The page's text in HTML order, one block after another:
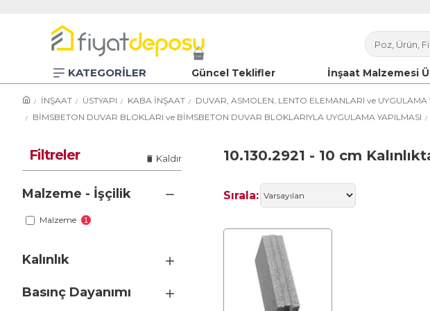
KATEGORİLER Güncel Teklifler İnşaat Malzemesi
İNŞAAT ÜSTYAPI KABA İNŞAAT DUVAR, ASMOLEN, LENTO ELEMANLARI ve UYGULAMA
BİMSBETON DUVAR BLOKLARI ve BİMSBETON DUVAR BLOKLARIYLA UYGULAMA YAPILMASI
Filtreler Kaldır
Kalınlık
Basınç Dayanımı
Malzeme - İşçilik
Malzeme 1
10.130.2921 - 10 cm
Sırala: